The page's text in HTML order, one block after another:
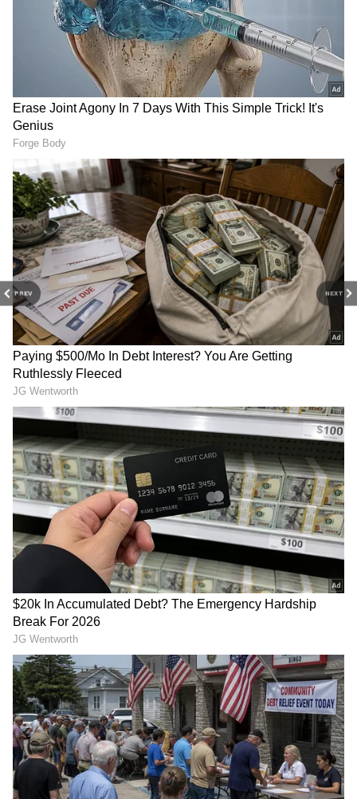
PREV NEXT